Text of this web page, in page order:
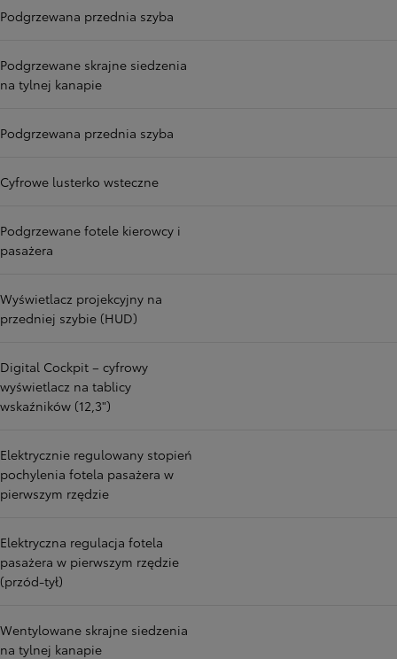
Podgrzewana przednia szyba
Podgrzewane skrajne siedzenia
na tylnej kanapie
Podgrzewana przednia szyba
Cyfrowe lusterko wsteczne
Podgrzewane fotele kierowcy i
pasażera
Wyświetlacz projekcyjny na
przedniej szybie (HUD)
Digital Cockpit – cyfrowy
wyświetlacz na tablicy
wskaźników (12,3")
Elektrycznie regulowany stopień
pochylenia fotela pasażera w
pierwszym rzędzie
Elektryczna regulacja fotela
pasażera w pierwszym rzędzie
(przód-tył)
Wentylowane skrajne siedzenia
na tylnej kanapie